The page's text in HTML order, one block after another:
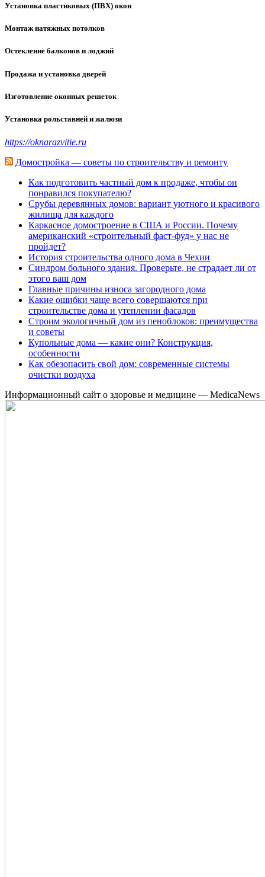
Установка пластиковых (ПВХ) окон
Монтаж натяжных потолков
Остекление балконов и лоджий
Продажа и установка дверей
Изготовление оконных решеток
Установка рольставней и жалюзи
https://oknarazvitie.ru
Домостройка — советы по строительству и ремонту
Как подготовить частный дом к продаже, чтобы он
понравился покупателю?
Срубы деревянных домов: вариант уютного и красивого
жилища для каждого
Каркасное домостроение в США и России. Почему
американский «строительный фаст-фуд» у нас не
пройдет?
История строительства одного дома в Чехии
Синдром больного здания. Проверьте, не страдает ли от
этого ваш дом
Главные причины износа загородного дома
Какие ошибки чаще всего совершаются при
строительстве дома и утеплении фасадов
Строим экологичный дом из пеноблоков: преимущества
и советы
Купольные дома — какие они? Конструкция,
особенности
Как обезопасить свой дом: современные системы
очистки воздуха
Информационный сайт о здоровье и медицине — MedicaNews